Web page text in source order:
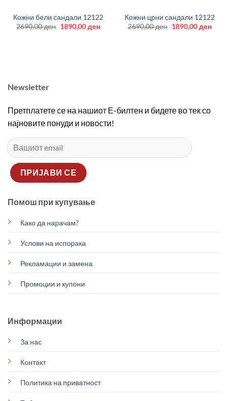
Кожни бели сандали 12122
2690,00ден Original
1890,00денCurrent
Кожни црни сандали 12122
2690,00ден Original
1890,00ден
Newsletter
Претплатете се на нашиот Е-билтен и бидете во тек со
најновите понуди и новости!
Помош при купување
Како да нарачам?
Услови на испорака
Рекламации и замена
Промоции и купони
Информации
За нас
Контакт
Политика на приватност